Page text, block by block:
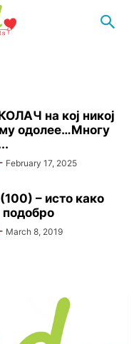
на кој никој
одолее…Многу
- February 17, 2025
– исто како
подобро
- March 8, 2019